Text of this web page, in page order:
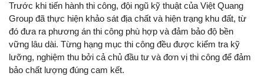
Trước khi tiến hành thi công, đội ngũ kỹ thuật của Việt Quang
Group đã thực hiện khảo sát địa chất và hiện trạng khu đất, từ
đó đưa ra phương án thi công phù hợp và đảm bảo độ bền
vững lâu dài. Từng hạng mục thi công đều được kiểm tra kỹ
lưỡng, nghiệm thu bởi cả chủ đầu tư và đơn vị thi công để đảm
bảo chất lượng đúng cam kết.